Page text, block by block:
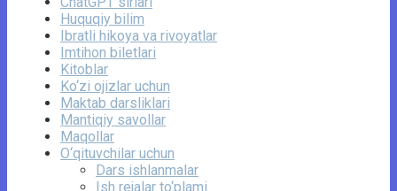
Huquqiy bilim
Ibratli hikoya va rivoyatlar
Imtihon biletlari
Kitoblar
Ko‘zi ojizlar uchun
Maktab darsliklari
Mantiqiy savollar
Maqollar
O‘qituvchilar uchun
Dars ishlanmalar
Ish rejalar to‘plami